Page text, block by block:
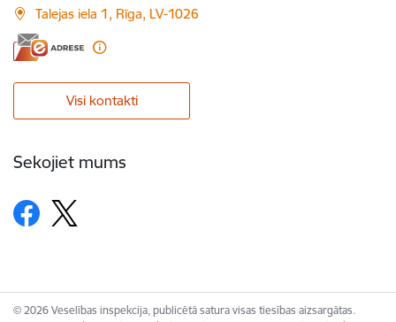
Talejas iela 1, Rīga, LV-1026
Visi kontakti
Sekojiet mums
© 2026 Veselības inspekcija, publicētā satura visas tiesības aizsargātas.